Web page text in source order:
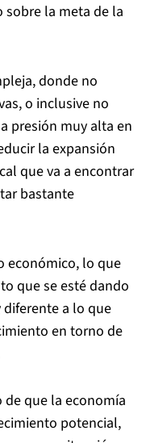
la meta de la
donde no
o inclusive no
presión muy alta en
la expansión
que va a encontrar
bastante
económico, lo que
que se esté dando
diferente a lo que
en torno de
que la economía
potencial,